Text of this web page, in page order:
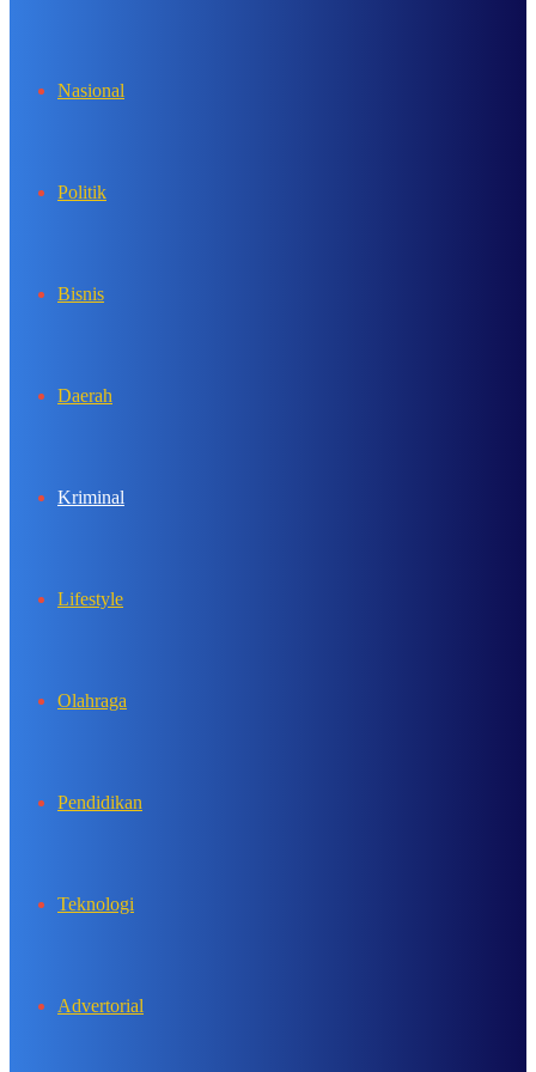
Nasional
Politik
Bisnis
Daerah
Kriminal
Lifestyle
Olahraga
Pendidikan
Teknologi
Advertorial